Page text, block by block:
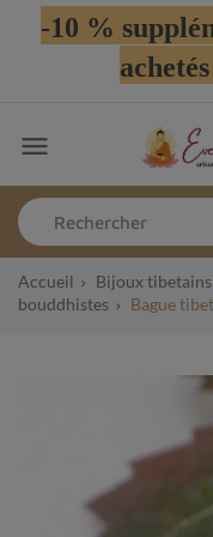
-10 %

Accueil Bijoux
bouddhistes
Bague